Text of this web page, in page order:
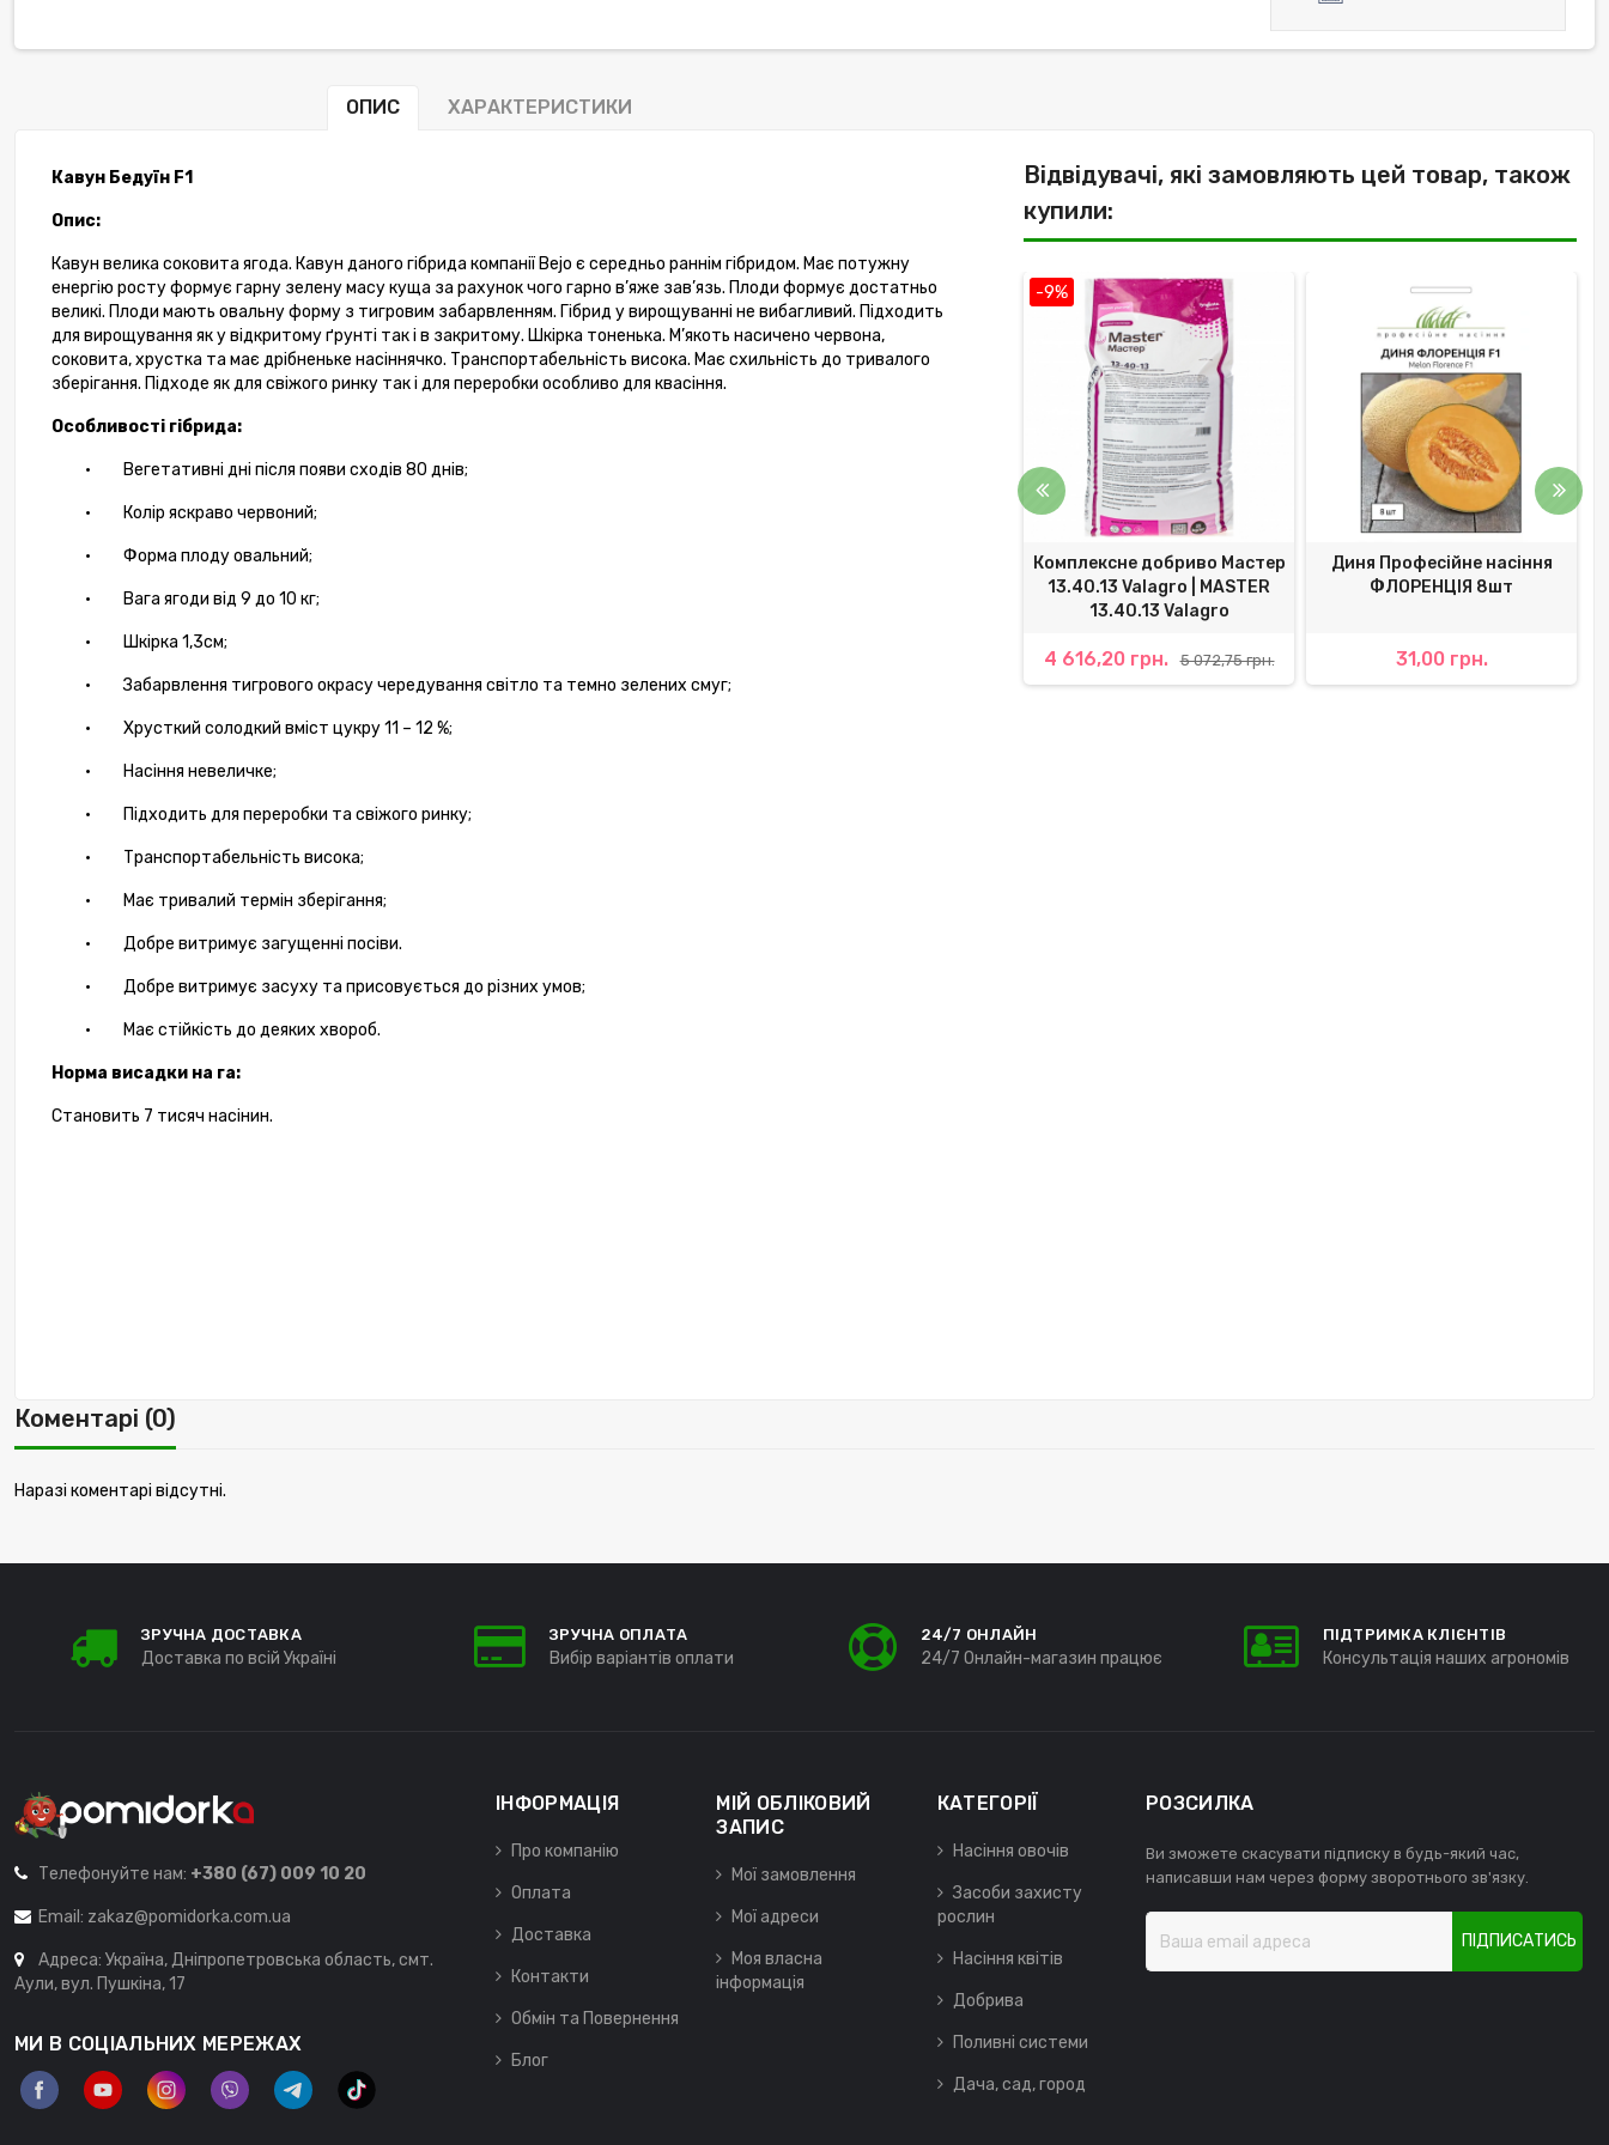
ОПИС ХАРАКТЕРИСТИКИ
Кавун Бедуїн F1
Опис:
Кавун велика соковита ягода. Кавун даного гібрида компанії Bejo є середньо раннім гібридом. Має потужну
енергію росту формує гарну зелену масу куща за рахунок чого гарно в’яже зав’язь. Плоди формує достатньо
великі. Плоди мають овальну форму з тигровим забарвленням. Гібрид у вирощуванні не вибагливий. Підходить
для вирощування як у відкритому ґрунті так і в закритому. Шкірка тоненька. М’якоть насичено червона,
соковита, хрустка та має дрібненьке насіннячко. Транспортабельність висока. Має схильність до тривалого
зберігання. Підходе як для свіжого ринку так і для переробки особливо для квасіння.
Особливості гібрида:
· Вегетативні дні після появи сходів 80 днів;
· Колір яскраво червоний;
· Форма плоду овальний;
· Вага ягоди від 9 до 10 кг;
· Шкірка 1,3см;
· Забарвлення тигрового окрасу чередування світло та темно зелених смуг;
· Хрусткий солодкий вміст цукру 11 – 12 %;
· Насіння невеличке;
· Підходить для переробки та свіжого ринку;
· Транспортабельність висока;
· Має тривалий термін зберігання;
· Добре витримує загущенні посіви.
· Добре витримує засуху та присовується до різних умов;
· Має стійкість до деяких хвороб.
Норма висадки на га:
Становить 7 тисяч насінин.
Відвідувачі, які замовляють цей товар, також
купили:
-9% -10% -9%
Комплексне добриво Мастер
13.40.13 Valagro | MASTER
13.40.13 Valagro
4 616,20 грн. 5 072,75 грн.
Диня Професійне насіння
ФЛОРЕНЦІЯ 8шт
31,00 грн.
Коментарі (0)
Наразі коментарі відсутні.
ЗРУЧНА ДОСТАВКА
Доставка по всій Україні
ЗРУЧНА ОПЛАТА
Вибір варіантів оплати
24/7 ОНЛАЙН
24/7 Онлайн-магазин працює
ПІДТРИМКА КЛІЄНТІВ
Консультація наших агрономів
Телефонуйте нам: +380 (67) 009 10 20
Email: zakaz@pomidorka.com.ua
Адреса: Україна, Дніпропетровська область, смт.
Аули, вул. Пушкіна, 17
МИ В СОЦІАЛЬНИХ МЕРЕЖАХ
ІНФОРМАЦІЯ
Про компанію
Оплата
Доставка
Контакти
Обмін та Повернення
Блог
МІЙ ОБЛІКОВИЙ
ЗАПИС
Мої замовлення
Мої адреси
Моя власна
інформація
КАТЕГОРІЇ
Насіння овочів
Засоби захисту
рослин
Насіння квітів
Добрива
Поливні системи
Дача, сад, город
РОЗСИЛКА
Ви зможете скасувати підписку в будь-який час,
написавши нам через форму зворотнього зв'язку.
ПІДПИСАТИСЬ